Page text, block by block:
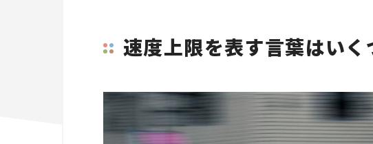
速度上限を表す言葉はいく